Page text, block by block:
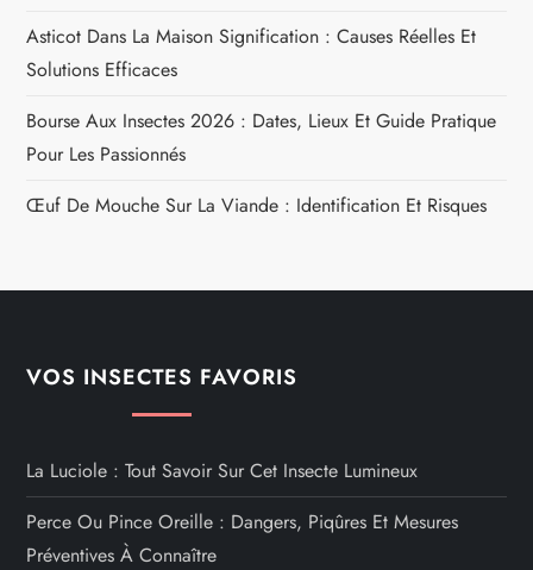
Asticot Dans La Maison Signification : Causes Réelles Et
Solutions Efficaces
Bourse Aux Insectes 2026 : Dates, Lieux Et Guide Pratique
Pour Les Passionnés
Œuf De Mouche Sur La Viande : Identification Et Risques
VOS INSECTES FAVORIS
La Luciole : Tout Savoir Sur Cet Insecte Lumineux
Perce Ou Pince Oreille : Dangers, Piqûres Et Mesures
Préventives À Connaître